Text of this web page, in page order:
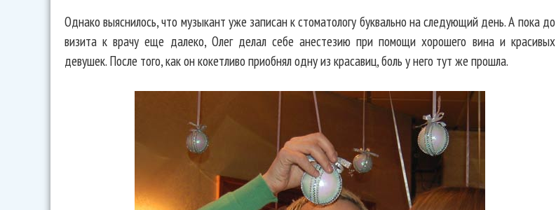
Однако выяснилось, что музыкант уже записан к стоматологу буквально на следующий день. А пока до
визита к врачу еще далеко, Олег делал себе анестезию при помощи хорошего вина и красивых
девушек. После того, как он кокетливо приобнял одну из красавиц, боль у него тут же прошла.